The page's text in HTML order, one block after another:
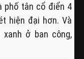
phố tân cổ điển 4
hiện đại hơn. Và
ở ban công,